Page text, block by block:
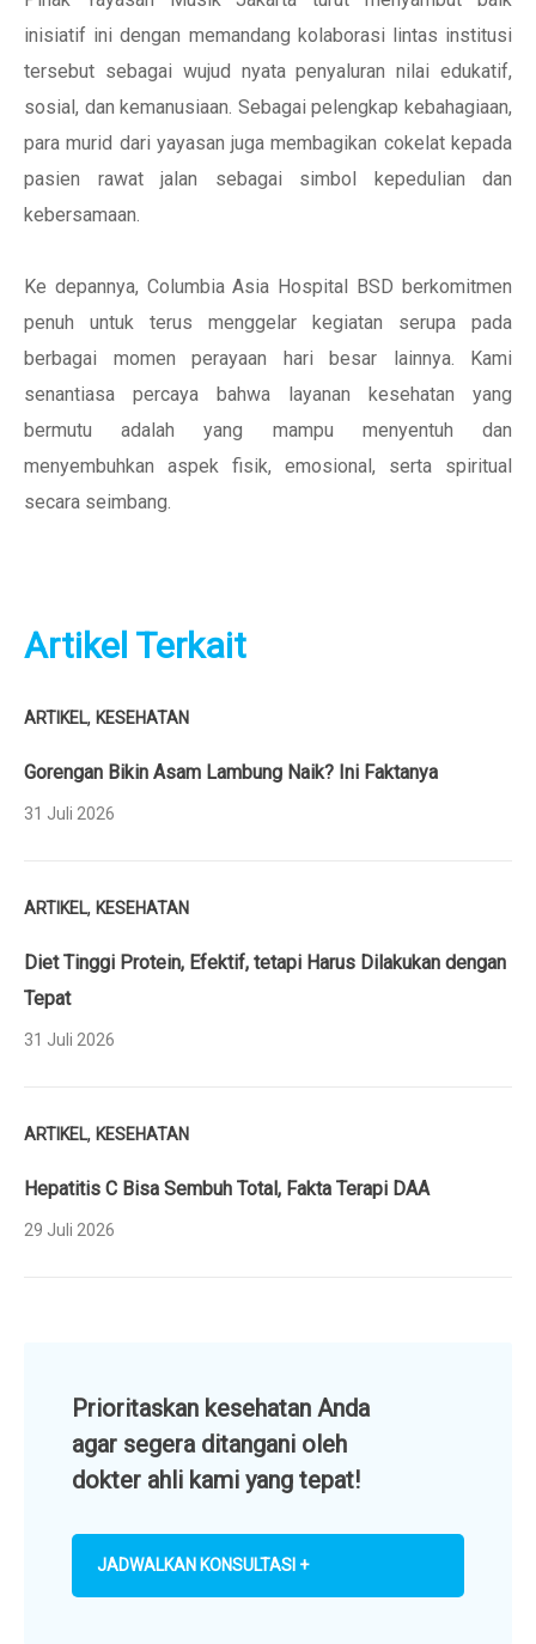
inisiatif ini dengan memandang kolaborasi lintas institusi
tersebut sebagai wujud nyata penyaluran nilai edukatif,
sosial, dan kemanusiaan. Sebagai pelengkap kebahagiaan,
para murid dari yayasan juga membagikan cokelat kepada
pasien rawat jalan sebagai simbol kepedulian dan
kebersamaan.
Ke depannya, Columbia Asia Hospital BSD berkomitmen
penuh untuk terus menggelar kegiatan serupa pada
berbagai momen perayaan hari besar lainnya. Kami
senantiasa percaya bahwa layanan kesehatan yang
bermutu adalah yang mampu menyentuh dan
menyembuhkan aspek fisik, emosional, serta spiritual
secara seimbang.
Artikel Terkait
ARTIKEL, KESEHATAN
Gorengan Bikin Asam Lambung Naik? Ini Faktanya
31 Juli 2026
ARTIKEL, KESEHATAN
Diet Tinggi Protein, Efektif, tetapi Harus Dilakukan dengan
Tepat
31 Juli 2026
ARTIKEL, KESEHATAN
Hepatitis C Bisa Sembuh Total, Fakta Terapi DAA
29 Juli 2026
Prioritaskan kesehatan Anda
agar segera ditangani oleh
dokter ahli kami yang tepat!
JADWALKAN KONSULTASI +